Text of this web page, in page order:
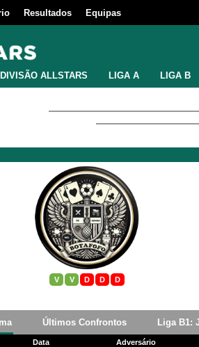
Resultados Equipas
DIVISÃO ALLSTARS LIGA A LIGA B
V V D D D
Últimos Confrontos Liga B1:
Data
Adversário